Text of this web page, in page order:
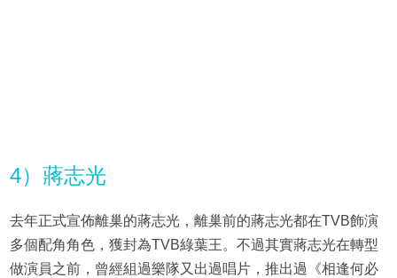
4）蔣志光
去年正式宣佈離巢的蔣志光，離巢前的蔣志光都在TVB飾演
多個配角角色，獲封為TVB綠葉王。不過其實蔣志光在轉型
做演員之前，曾經組過樂隊又出過唱片，推出過《相逢何必